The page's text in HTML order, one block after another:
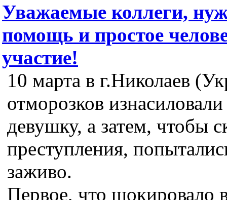
Уважаемые коллеги,
помощь и простое
участие!
10 марта в г.Николаев
отморозков
девушку, а затем, чтобы
преступления,
заживо.
Первое, что шокировало